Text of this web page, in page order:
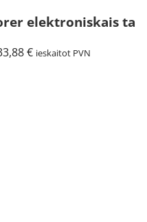
elektroniskais
€ ieskaitot PVN